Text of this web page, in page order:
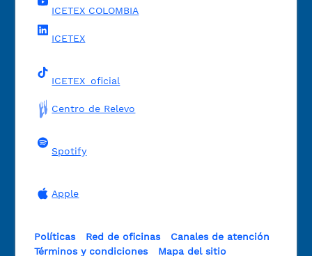
ICETEX COLOMBIA
ICETEX
ICETEX_oficial
Centro de Relevo
Spotify
Apple
Políticas Red de oficinas
Canales de atención
Términos y condiciones
Mapa del sitio